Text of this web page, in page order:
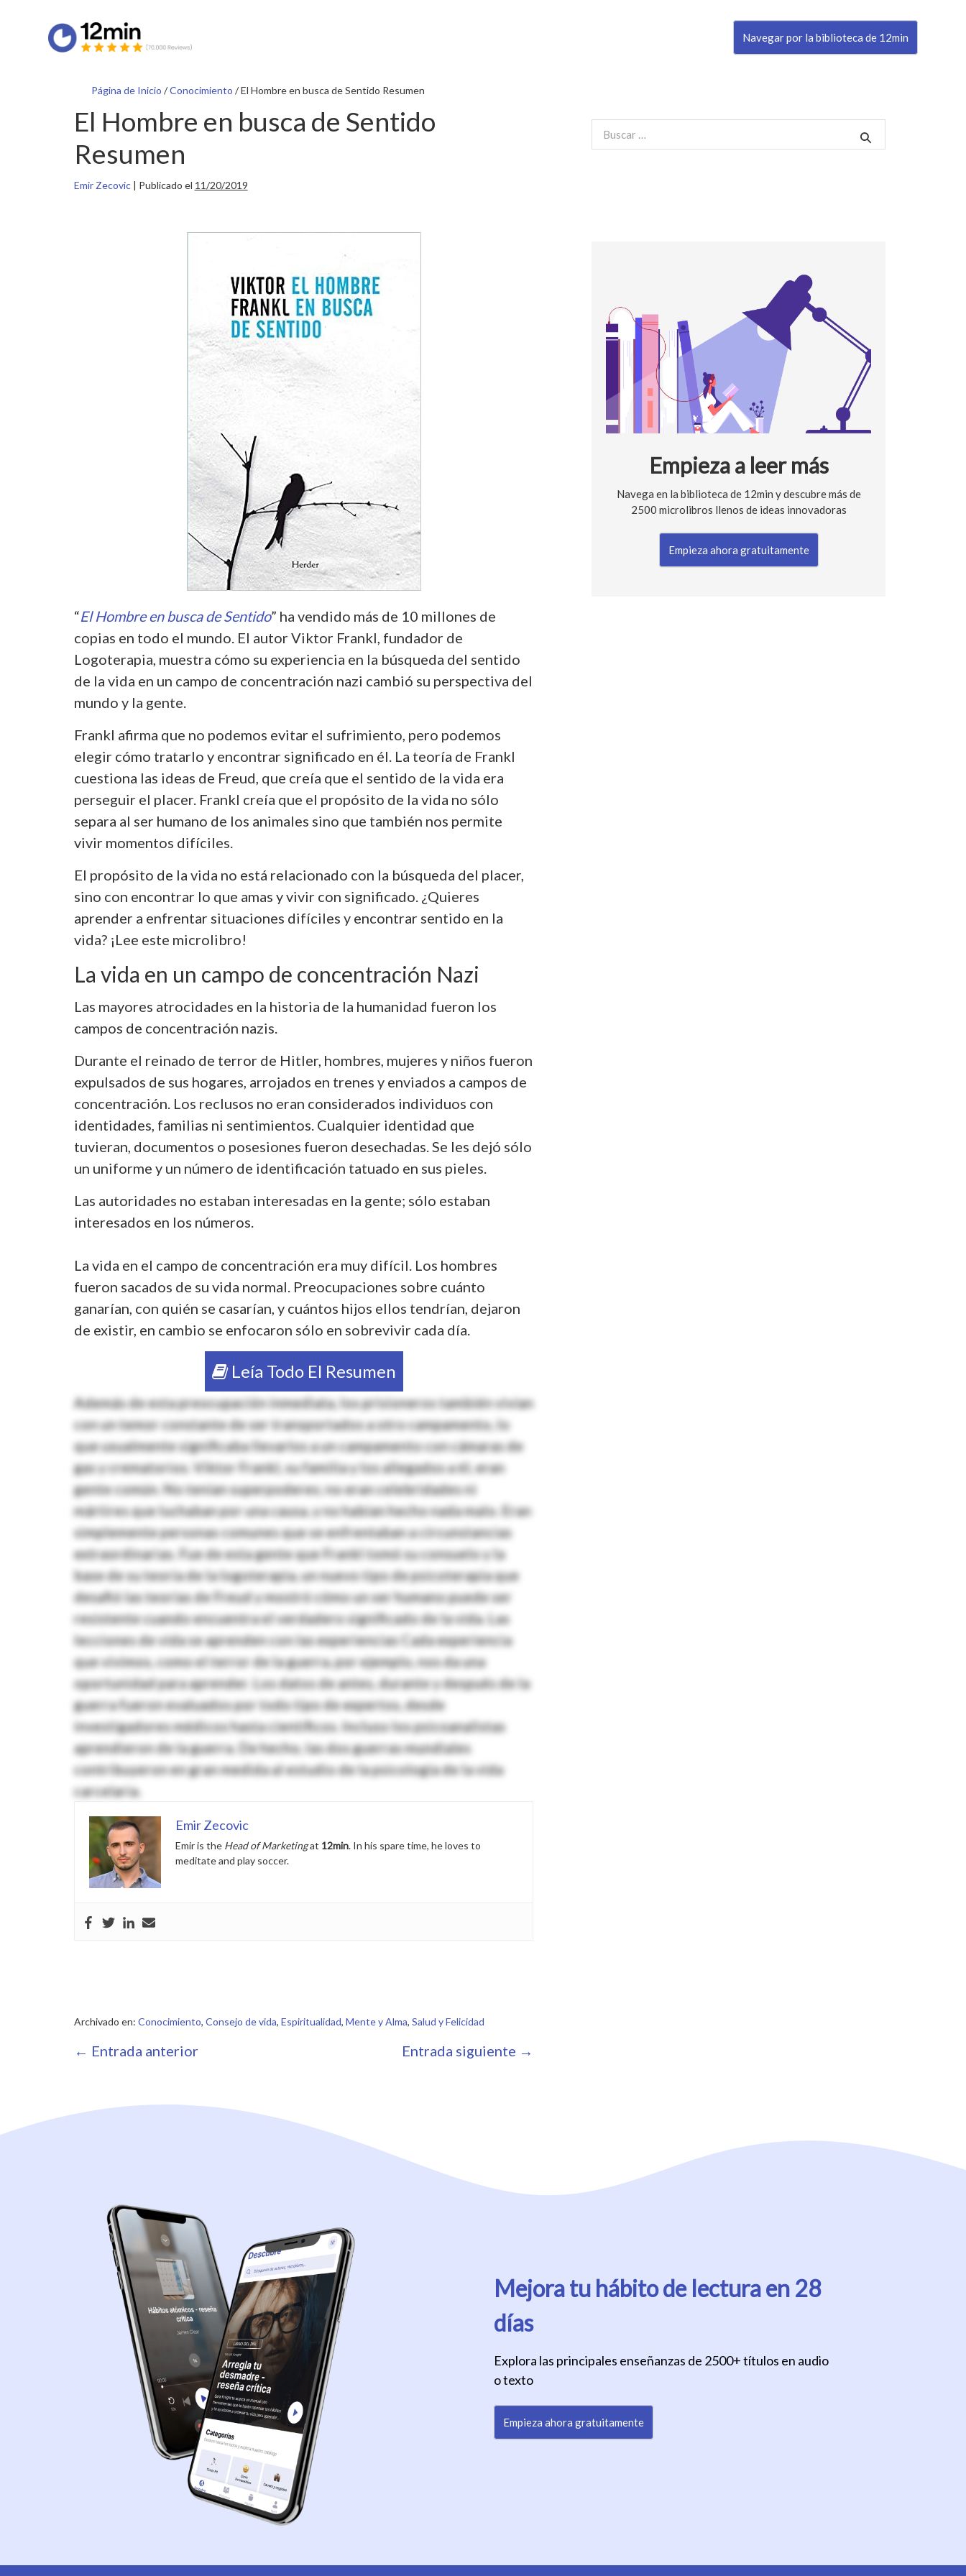
Navegar por la biblioteca de 12min
Página de Inicio /Conocimiento /El Hombre en busca de Sentido Resumen
El Hombre en busca de Sentido
Resumen
Emir Zecovic| Publicado el 11/20/2019
“El Hombre en busca de Sentido” ha vendido más de 10 millones de
copias en todo el mundo. El autor Viktor Frankl, fundador de
Logoterapia, muestra cómo su experiencia en la búsqueda del sentido
de la vida en un campo de concentración nazi cambió su perspectiva del
mundo y la gente.
Frankl afirma que no podemos evitar el sufrimiento, pero podemos
elegir cómo tratarlo y encontrar significado en él. La teoría de Frankl
cuestiona las ideas de Freud, que creía que el sentido de la vida era
perseguir el placer. Frankl creía que el propósito de la vida no sólo
separa al ser humano de los animales sino que también nos permite
vivir momentos difíciles.
El propósito de la vida no está relacionado con la búsqueda del placer,
sino con encontrar lo que amas y vivir con significado. ¿Quieres
aprender a enfrentar situaciones difíciles y encontrar sentido en la
vida? ¡Lee este microlibro!
La vida en un campo de concentración Nazi
Las mayores atrocidades en la historia de la humanidad fueron los
campos de concentración nazis.
Durante el reinado de terror de Hitler, hombres, mujeres y niños fueron
expulsados ​​de sus hogares, arrojados en trenes y enviados a campos de
concentración. Los reclusos no eran considerados individuos con
identidades, familias ni sentimientos. Cualquier identidad que
tuvieran, documentos o posesiones fueron desechadas. Se les dejó sólo
un uniforme y un número de identificación tatuado en sus pieles.
Las autoridades no estaban interesadas en la gente; sólo estaban
interesados ​​en los números.
La vida en el campo de concentración era muy difícil. Los hombres
fueron sacados de su vida normal. Preocupaciones sobre cuánto
ganarían, con quién se casarían, y cuántos hijos ellos tendrían, dejaron
de existir, en cambio se enfocaron sólo en sobrevivir cada día.
Leía Todo El Resumen
Además de esta preocupación inmediata, los prisioneros también vivían
con un temor constante de ser transportados a otro campamento, lo
que usualmente significaba llevarlos a un campamento con cámaras de
gas y crematorios. Viktor Frankl, su familia y los allegados a él, eran
gente común. No tenían superpoderes; no eran celebridades ni
mártires que luchaban por una causa, y no habían hecho nada malo. Eran
simplemente personas comunes que se enfrentaban a circunstancias
extraordinarias. Fue de esta gente que Frankl tomó su consuelo y la
base de su teoría de la logoterapia, un nuevo tipo de psicoterapia que
desafió las teorías de Freud y mostró cómo un ser humano puede ser
resistente cuando encuentra el verdadero significado de la vida. Las
lecciones de vida se aprenden con las experiencias Cada experiencia
que vivimos, como el terror de la guerra, por ejemplo, nos da una
oportunidad para aprender. Los datos de antes, durante y después de la
guerra fueron evaluados por todo tipo de expertos, desde
investigadores médicos hasta científicos. Incluso los psicoanalistas
aprendieron de la guerra. De hecho, las dos guerras mundiales
contribuyeron en gran medida al estudio de la psicología de la vida
carcelaria.
Emir Zecovic
Emir is the Head of Marketingat 12min. In his spare time, he loves to
meditate and play soccer.
Archivado en: Conocimiento, Consejo de vida, Espiritualidad, Mente y Alma, Salud y Felicidad
Navegación
← Entrada anterior Entrada siguiente →
Empieza a leer más
Navega en la biblioteca de 12min y descubre más de
2500 microlibros llenos de ideas innovadoras
Empieza ahora gratuitamente
Mejora tu hábito de lectura en 28
días
Explora las principales enseñanzas de 2500+ títulos en audio
o texto
Empieza ahora gratuitamente